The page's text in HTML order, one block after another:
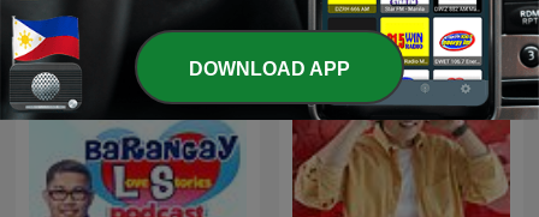
More Society & Culture podcasts
See all
DOWNLOAD APP